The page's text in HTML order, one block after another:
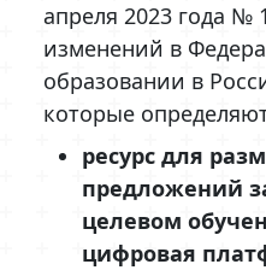
апреля 2023 года №
изменений в
образовании в
которые
ресурс для
предложений
целевом
цифровая